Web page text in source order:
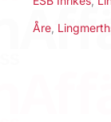
Åre